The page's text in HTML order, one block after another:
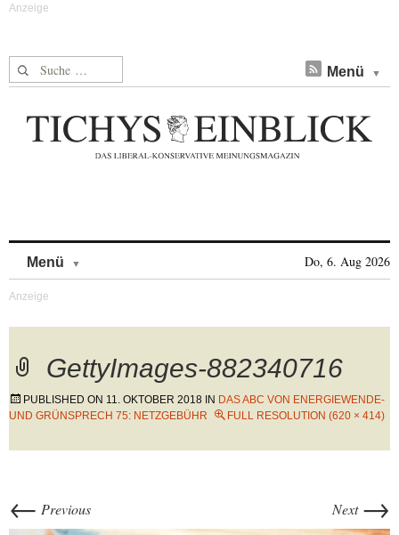
Suche nach: Menü
Menü Do, 6. Aug 2026
GettyImages-882340716
PUBLISHED ON 11. OKTOBER 2018 IN DAS ABC VON ENERGIEWENDE-
UND GRÜNSPRECH 75: NETZGEBÜHR
FULL RESOLUTION (620 × 414)
← Previous Next →